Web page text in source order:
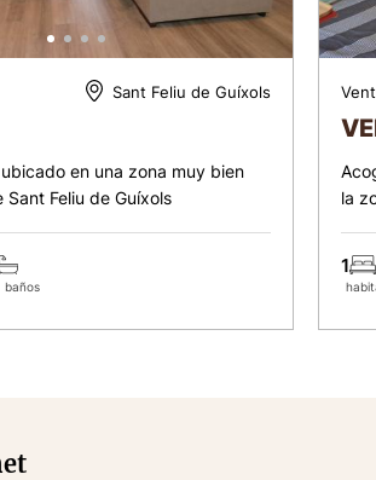
Sant Feliu de Guíxols
en una zona muy bien
Feliu de Guíxols
baños
la
1